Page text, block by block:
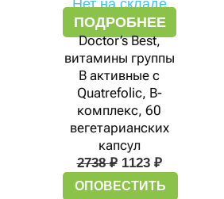
Нет на складе
ПОДРОБНЕЕ
Doctor’s Best,
витамины группы
В активные с
Quatrefolic, В-
комплекс, 60
вегетарианских
капсул
2738₽ 1123 ₽
ОПОВЕСТИТЬ